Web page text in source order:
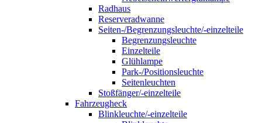
Radhaus
Reserveradwanne
Seiten-/Begrenzungsleuchte/-einzelteile
Begrenzungsleuchte
Einzelteile
Glühlampe
Park-/Positionsleuchte
Seitenleuchten
Stoßfänger/-einzelteile
Fahrzeugheck
Blinkleuchte/-einzelteile